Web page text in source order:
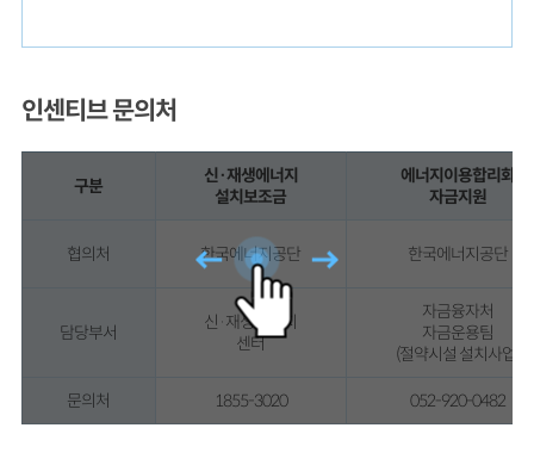
인센티브 문의처
구분
신·재생에너지
설치보조금
에너지이용합리화
자금지원
협의처 한국에너지공단 한국에너지공단
담당부서
신·재생에너지
센터
자금융자처
자금운용팀
(절약시설 설치사업)
문의처 1855-3020 052-920-0482